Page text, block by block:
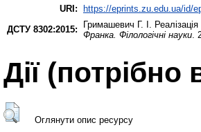
URI: https://eprints.zu.edu.ua/id/
ДСТУ 8302:2015:
Гримашевич Г. І.
Франка. Філологічні науки
Дії ​​(потрібно
Оглянути опис ресурсу